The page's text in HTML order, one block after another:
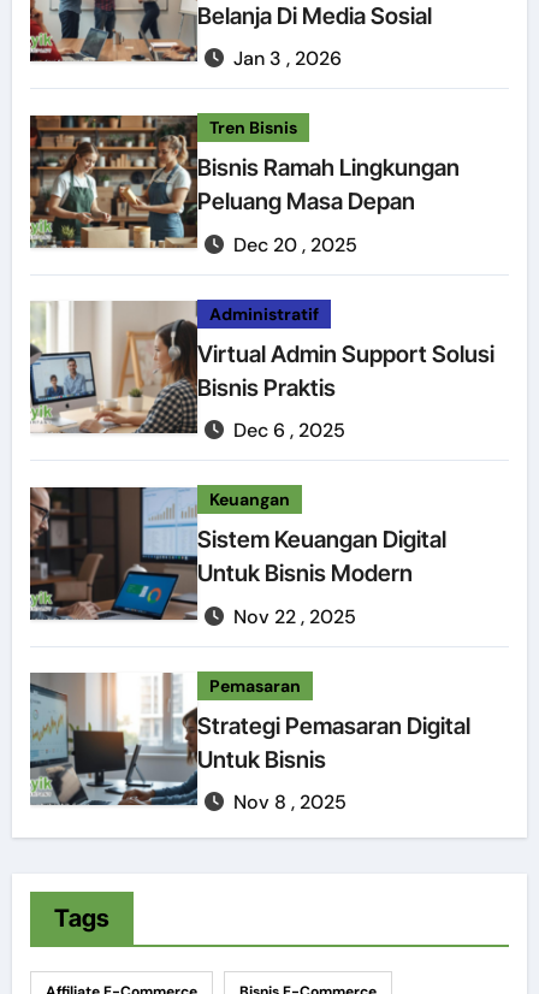
Belanja Di Media Sosial
Jan 3 , 2026
Tren Bisnis
Bisnis Ramah Lingkungan
Peluang Masa Depan
Dec 20 , 2025
Administratif
Virtual Admin Support Solusi
Bisnis Praktis
Dec 6 , 2025
Keuangan
Sistem Keuangan Digital
Untuk Bisnis Modern
Nov 22 , 2025
Pemasaran
Strategi Pemasaran Digital
Untuk Bisnis
Nov 8 , 2025
Tags